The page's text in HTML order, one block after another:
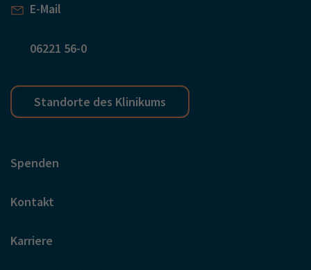
E-Mail
06221 56-0
Standorte des Klinikums
Spenden
Kontakt
Karriere